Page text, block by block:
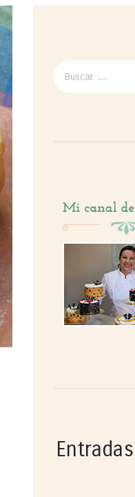
Buscar
por: